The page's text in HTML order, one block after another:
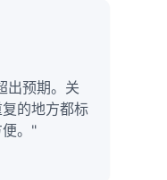
出预期。关
的地方都标
。"